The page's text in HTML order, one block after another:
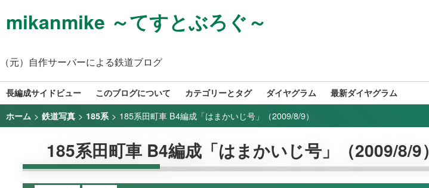
mikanmike ～てすとぶろぐ～
（元）自作サーバーによる鉄道ブログ
長編成サイドビュー このブログについて カテゴリーとタグ ダイヤグラム 最新ダイヤグラム
ホーム > 鉄道写真 > 185系 > 185系田町車 B4編成「はまかいじ号」（2009/8/9）
185系田町車 B4編成「はまかいじ号」（2009/8/9）